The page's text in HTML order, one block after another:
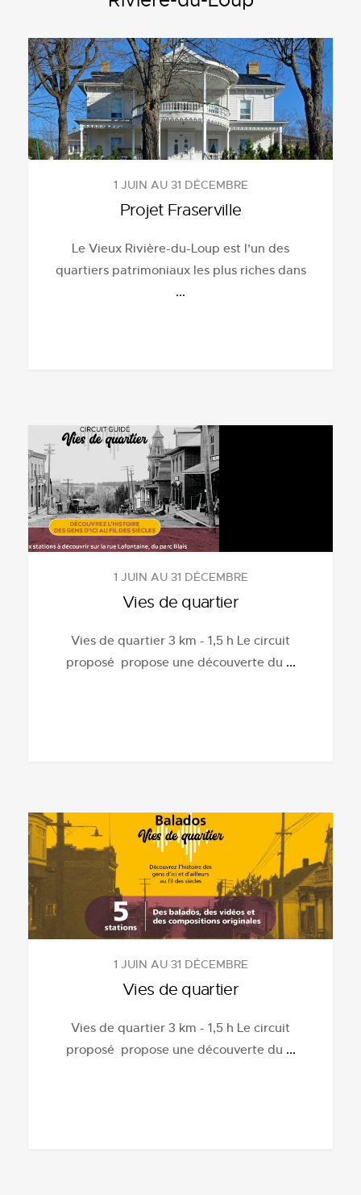
1 JUIN AU 31 DÉCEMBRE
Projet Fraserville
Le Vieux Rivière-du-Loup est l’un des
quartiers patrimoniaux les plus riches dans
...
1 JUIN AU 31 DÉCEMBRE
Vies de quartier
Vies de quartier 3 km - 1,5 h Le circuit
proposé propose une découverte du ...
1 JUIN AU 31 DÉCEMBRE
Vies de quartier
Vies de quartier 3 km - 1,5 h Le circuit
proposé propose une découverte du ...